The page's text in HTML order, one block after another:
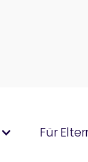
Für